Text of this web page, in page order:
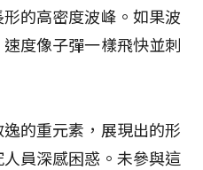
的高密度波峰。如果波
度像子彈一樣飛快並刺
的重元素，展現出的形
員深感困惑。未參與這